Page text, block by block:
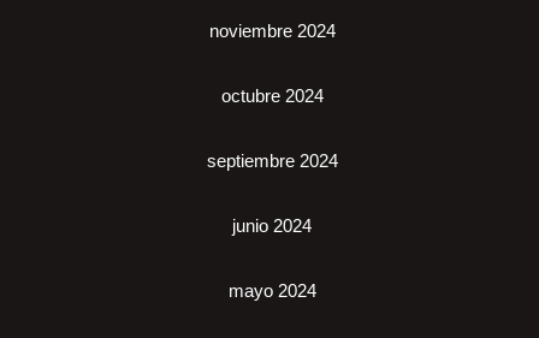
noviembre 2024
octubre 2024
septiembre 2024
junio 2024
mayo 2024